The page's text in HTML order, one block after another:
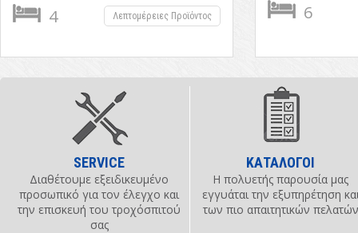
4 Λεπτομέρειες Προϊόντος 6
SERVICE
Διαθέτουμε εξειδικευμένο
προσωπικό για τον έλεγχο και
την επισκευή του τροχόσπιτού
σας
ΚΑΤΑΛΟΓΟΙ
Η πολυετής παρουσία μας
εγγυάται την εξυπηρέτηση
των πιο απαιτητικών πελατών